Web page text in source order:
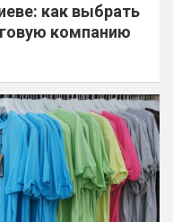
как выбрать
компанию